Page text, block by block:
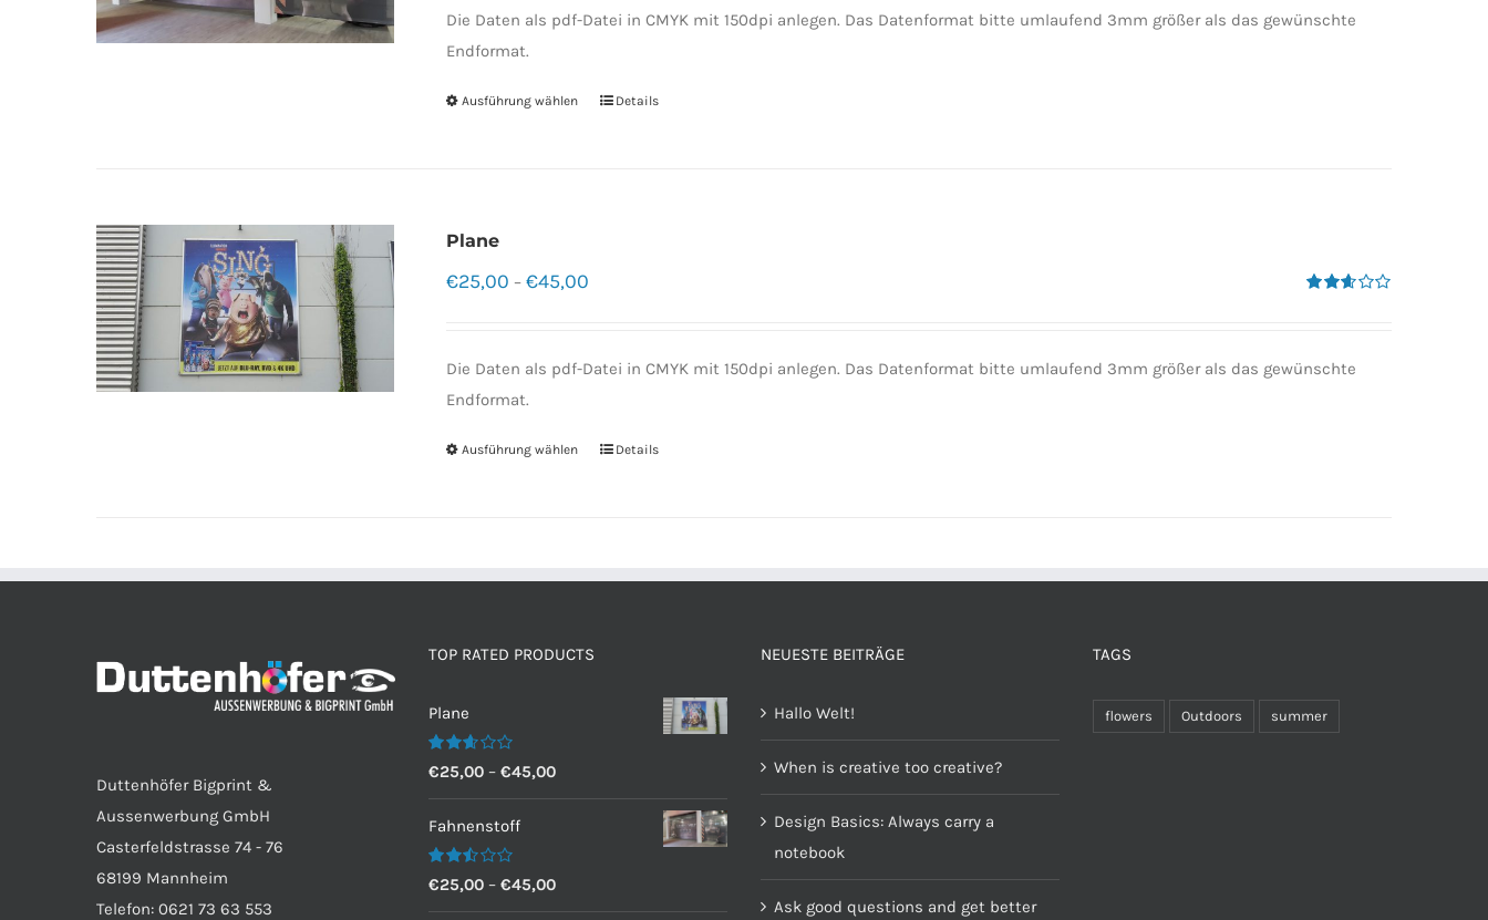
Die Daten als pdf-Datei in CMYK mit 150dpi anlegen. Das Datenformat bitte umlaufend 3mm größer als das gewünschte
Endformat.
Ausführung wählen Details
Plane
€25,00 – €45,00
Die Daten als pdf-Datei in CMYK mit 150dpi anlegen. Das Datenformat bitte umlaufend 3mm größer als das gewünschte
Endformat.
Ausführung wählen Details
Duttenhöfer Bigprint &
Aussenwerbung GmbH
Casterfeldstrasse 74 - 76
68199 Mannheim
Telefon: 0621 73 63 553
TOP RATED PRODUCTS
Plane
Bewertet
mit
2.60
von 5
€25,00 – €45,00
Fahnenstoff
Bewertet
mit
2.50
€25,00 – €45,00
NEUESTE BEITRÄGE
Hallo Welt!
When is creative too creative?
Design Basics: Always carry a
notebook
Ask good questions and get better
TAGS
flowers Outdoors summer